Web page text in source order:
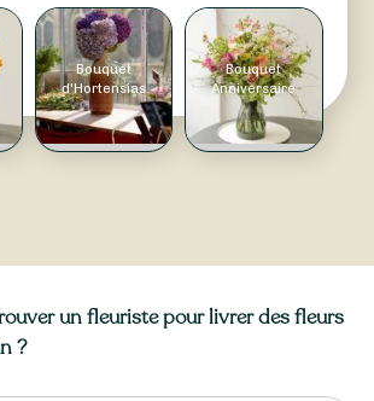
Bouquet
d'Hortensias
Bouquet
Anniversaire
un fleuriste pour livrer des fleurs
?